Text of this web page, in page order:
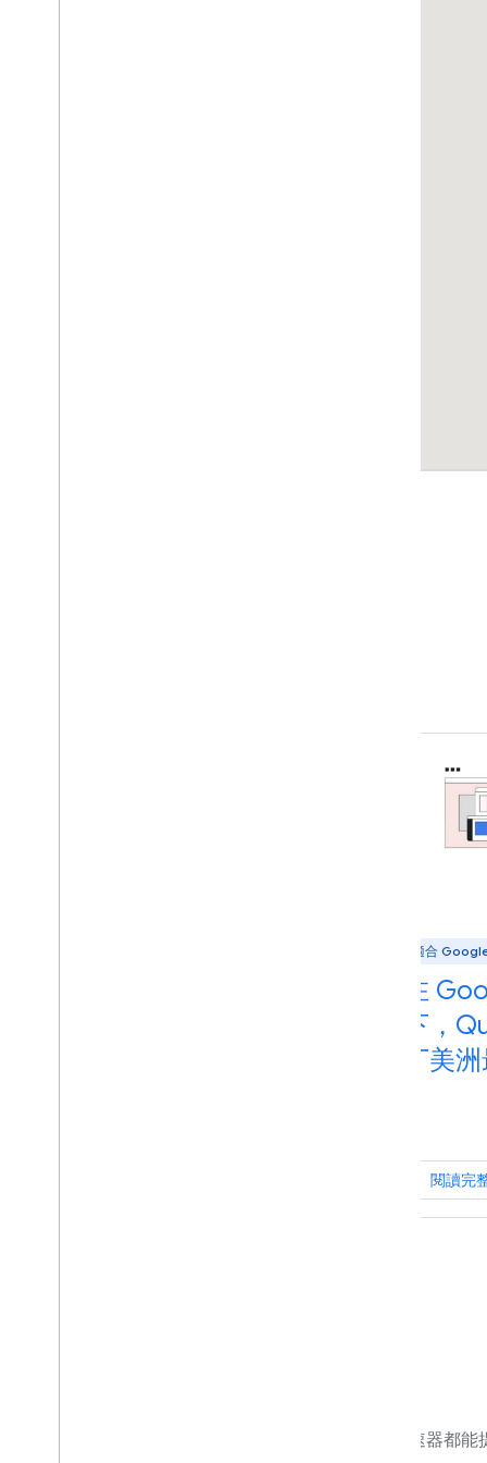
適合
在
下，
丁美
閱讀完
無論你專注於特定地理區域、產業或公益活動，加速器都